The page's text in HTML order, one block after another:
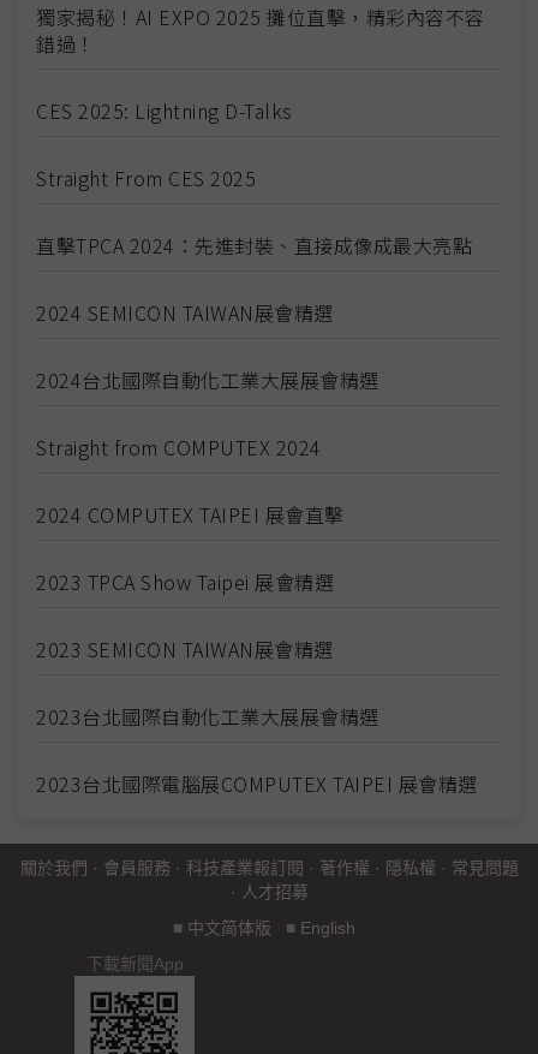
獨家揭秘！AI EXPO 2025 攤位直擊，精彩內容不容
錯過！
CES 2025: Lightning D-Talks
Straight From CES 2025
直擊TPCA 2024：先進封裝、直接成像成最大亮點
2024 SEMICON TAIWAN展會精選
2024台北國際自動化工業大展展會精選
Straight from COMPUTEX 2024
2024 COMPUTEX TAIPEI 展會直擊
2023 TPCA Show Taipei 展會精選
2023 SEMICON TAIWAN展會精選
2023台北國際自動化工業大展展會精選
2023台北國際電腦展COMPUTEX TAIPEI 展會精選
關於我們 · 會員服務 · 科技產業報訂閱 · 著作權 · 隱私權 · 常見問題
· 人才招募
■ 中文简体版 ■ English
下載新聞App